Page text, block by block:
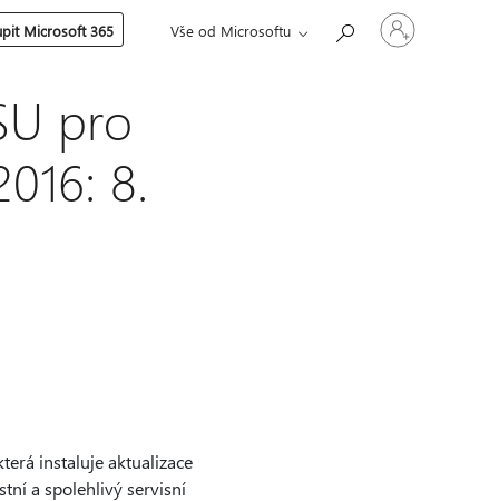
Microsoft 365 Vše od Microsoftu
Přihlaste
se
pro
8.
instaluje aktualizace
a spolehlivý servisní